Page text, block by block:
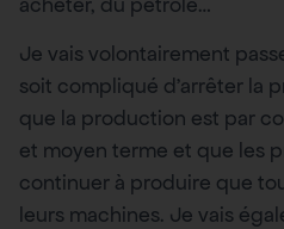
Je vais volontairement
soit compliqué d’arrêter la
que la production est par
et moyen terme et que les
continuer à produire que
leurs machines. Je vais